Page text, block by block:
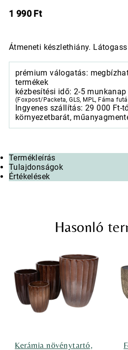
1 990 Ft
Átmeneti készlethiány.
prémium válogatás:
termékek
kézbesítési idő: 2-5 munkanap
(Foxpost/Packeta, GLS, MPL, Fáma
Ingyenes szállítás: 29 000 Ft-
környezetbarát,
Termékleírás
Tulajdonságok
Értékelések
Hasonló
Kerámia növénytartó,